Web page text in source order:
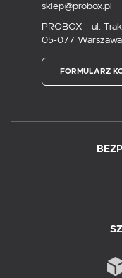
sklep@probox.pl
PROBOX - ul.
05-077 Warszawa
FORMULARZ